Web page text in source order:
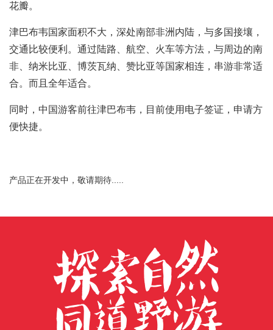
花瓣。
津巴布韦国家面积不大，深处南部非洲内陆，与多国接壤，
交通比较便利。通过陆路、航空、火车等方法，与周边的南
非、纳米比亚、博茨瓦纳、赞比亚等国家相连，串游非常适
合。而且全年适合。
同时，中国游客前往津巴布韦，目前使用电子签证，申请方
便快捷。
产品正在开发中，敬请期待.....